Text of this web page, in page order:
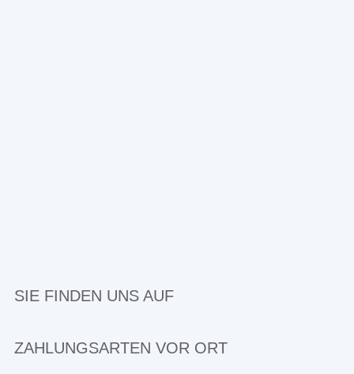
SIE FINDEN UNS AUF
ZAHLUNGSARTEN VOR ORT